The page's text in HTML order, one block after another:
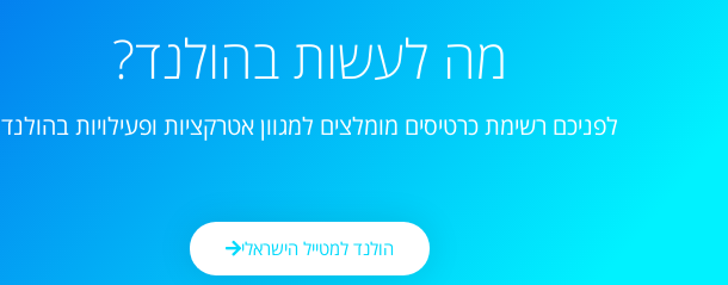
מה לעשות בהולנד?
לפניכם רשימת כרטיסים מומלצים למגוון אטרקציות ופעילויות בהולנד
הולנד למטייל הישראלי